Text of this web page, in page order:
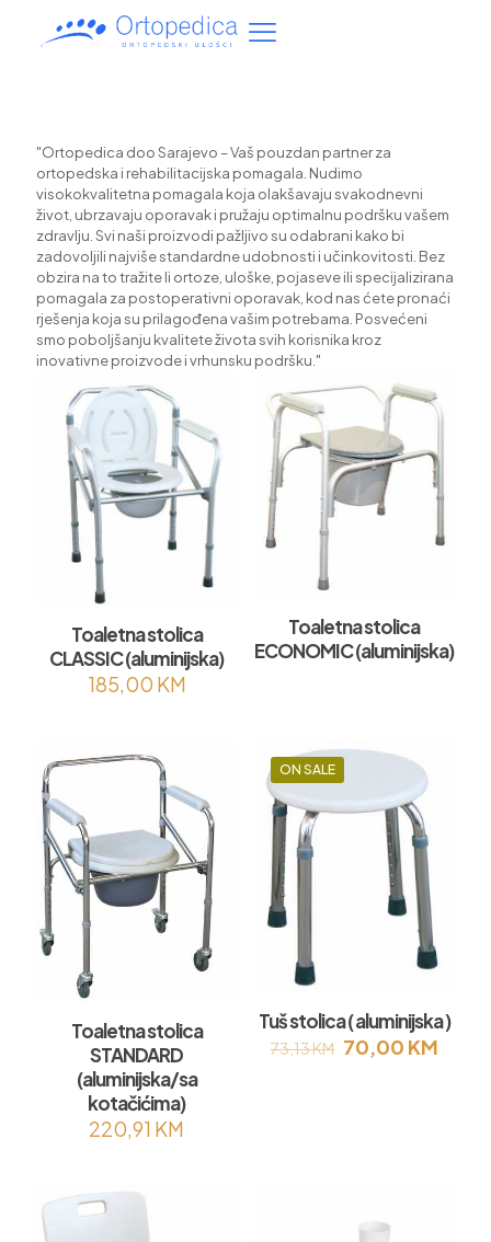
"Ortopedica doo Sarajevo – Vaš pouzdan partner za
ortopedska i rehabilitacijska pomagala. Nudimo
visokokvalitetna pomagala koja olakšavaju svakodnevni
život, ubrzavaju oporavak i pružaju optimalnu podršku vašem
zdravlju. Svi naši proizvodi pažljivo su odabrani kako bi
zadovoljili najviše standardne udobnosti i učinkovitosti. Bez
obzira na to tražite li ortoze, uloške, pojaseve ili specijalizirana
pomagala za postoperativni oporavak, kod nas ćete pronaći
rješenja koja su prilagođena vašim potrebama. Posvećeni
smo poboljšanju kvalitete života svih korisnika kroz
inovativne proizvode i vrhunsku podršku."
Toaletna stolica
CLASSIC (aluminijska)
185,00 KM
Toaletna stolica
ECONOMIC (aluminijska)
Toaletna stolica
STANDARD
(aluminijska/sa
kotačićima)
220,91 KM
ON SALE
Tuš stolica ( aluminijska )
73,13KM Original
price
70,00 KM